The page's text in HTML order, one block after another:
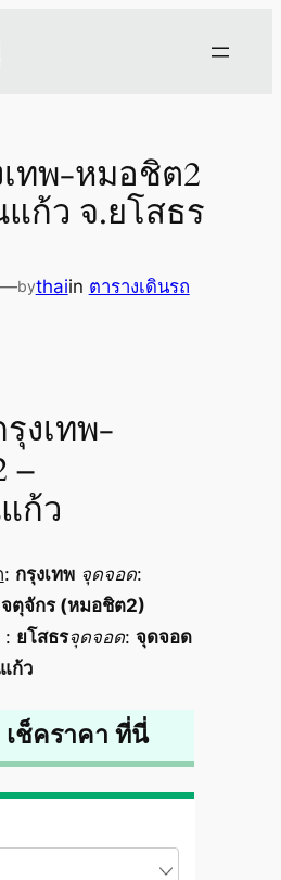
ทพ-หมอชิต2
ก้ว จ.ยโสธร
—bythaiin ตารางเดินรถ
งเทพ-
–
ก้ว
: กรุงเทพ จุดจอด:
จตุจักร (หมอชิต2)
: ยโสธรจุดจอด: จุดจอด
ก้ว
เช็คราคา ที่นี่